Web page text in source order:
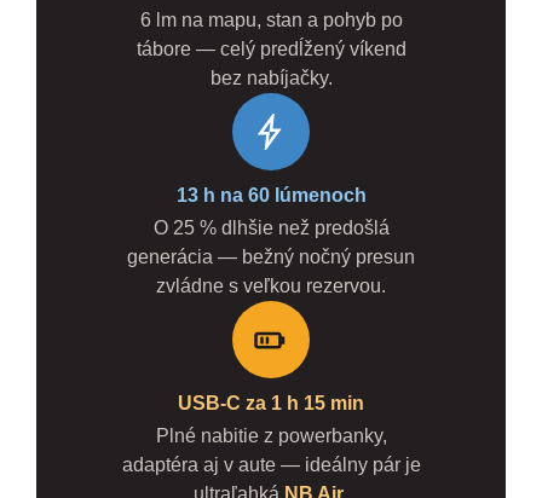
6 lm na mapu, stan a pohyb po
tábore — celý predĺžený víkend
bez nabíjačky.
13 h na 60 lúmenoch
O 25 % dlhšie než predošlá
generácia — bežný nočný presun
zvládne s veľkou rezervou.
USB-C za 1 h 15 min
Plné nabitie z powerbanky,
adaptéra aj v aute — ideálny pár je